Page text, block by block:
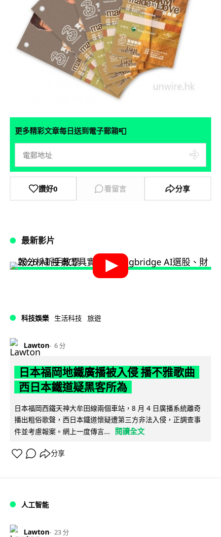
更多精彩文章每日送到電子郵箱📮
讚好0 看留言 分享
最新影片
科技娛樂 生活科技 旅遊
Lawton 6 分
日本福岡地鐵廣播被入侵 播不雅歌曲
西日本鐵道疑黑客所為
日本福岡西鐵天神大牟田線兩個車站，8 月 4 日廣播系統離奇
播出粗俗歌聲，西日本鐵道懷疑遭第三方非法入侵，正調查事
件並考慮報案。網上一度傳言...
閱讀全文
分享
人工智能
Lawton 23 分